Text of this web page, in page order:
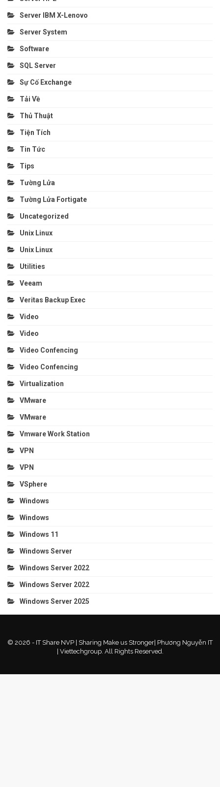
Server IBM X-Lenovo
Server System
Software
SQL Server
Sự Cố Exchange
Tải Về
Thủ Thuật
Tiện Tích
Tin Tức
Tips
Tường Lửa
Tường Lửa Fortigate
Uncategorized
Unix Linux
Unix Linux
Utilities
Veeam
Veritas Backup Exec
Video
Video
Video Confencing
Video Confencing
Virtualization
VMware
VMware
Vmware Work Station
VPN
VPN
VSphere
Windows
Windows
Windows 11
Windows Server
Windows Server 2022
Windows Server 2022
Windows Server 2025
© 2026 - IT Share NVP | Sharing Make us Stronger| Phương Nguyễn IT
| Viettechgroup. All Rights Reserved.